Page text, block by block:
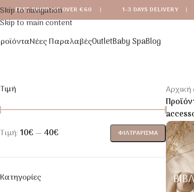
Skip to navigation
Skip to main content
FREE SHIPPING OVER €60 | 1-3 DAYS DELIVERY |
Νέες ΠαραλαβέςOutletBaby SpaBlog
Τιμή
ΦΙΛΤΡΆΡΙΣΜΑ
Τιμή: 10€—40€
Κατηγορίες
Αρχική